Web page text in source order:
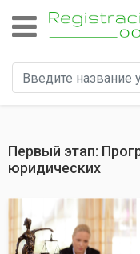
Первый этап:
юридических